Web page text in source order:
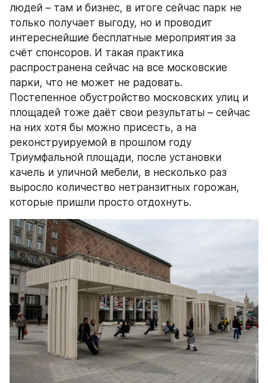
людей – там и бизнес, в итоге сейчас парк не
только получает выгоду, но и проводит
интереснейшие бесплатные мероприятия за
счёт спонсоров. И такая практика
распространена сейчас на все московские
парки, что не может не радовать.
Постепенное обустройство московских улиц и
площадей тоже даёт свои результаты – сейчас
на них хотя бы можно присесть, а на
реконструируемой в прошлом году
Триумфальной площади, после установки
качель и уличной мебели, в несколько раз
выросло количество нетранзитных горожан,
которые пришли просто отдохнуть.